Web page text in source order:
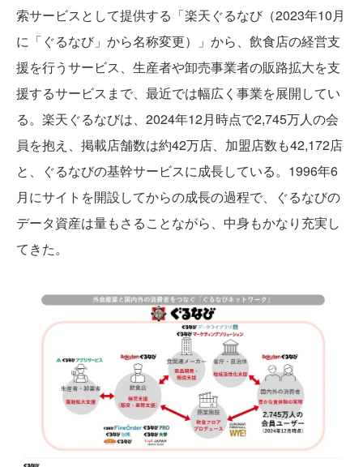
索サービスとして提供する「楽天ぐるなび（2023年10月
に「ぐるなび」から名称変更）」から、飲食店の経営支
援を行うサービス、生産者や卸売事業者の販路拡大を支
援するサービスまで、最近では幅広く事業を展開してい
る。楽天ぐるなびは、2024年12月時点で2,745万人の会
員を抱え、掲載店舗数は約42万店、加盟店数も42,172店
と、ぐるなびの基幹サービスに成長している。1996年6
月にサイトを開設してからの成長の過程で、ぐるなびの
データ資産は量もさることながら、中身もかなり充実し
てきた。